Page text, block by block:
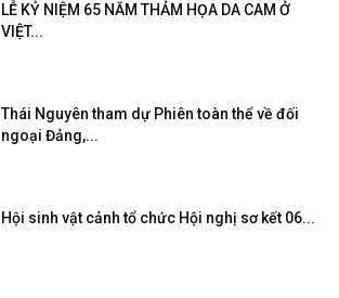
LỄ KỶ NIỆM 65 NĂM THẢM HỌA DA CAM Ở
VIỆT...
Thái Nguyên tham dự Phiên toàn thể về đối
ngoại Đảng,...
Hội sinh vật cảnh tổ chức Hội nghị sơ kết 06...